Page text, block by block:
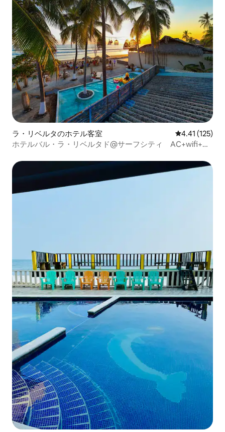
ラ・リベルタのホテル客室 レビュー125
4.41 (125)
ホテルバル・ラ・リベルタド@サーフシティ AC+wifi+プ